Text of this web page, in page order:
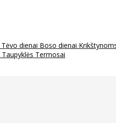
Tėvo dienai Boso dienai
Taupyklės Termosai